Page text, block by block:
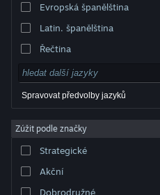
© Valve Corporation. Všechna práva vyhrazena.
příslušných subjektů v USA a dalších zemích.
Smlouva o užívání služby Steam
Cookies
Evropská španělština
Latin. španělština
Řečtina
Spravovat předvolby jazyků
Zúžit podle značky
Strategické
Akční
Dobrodružné